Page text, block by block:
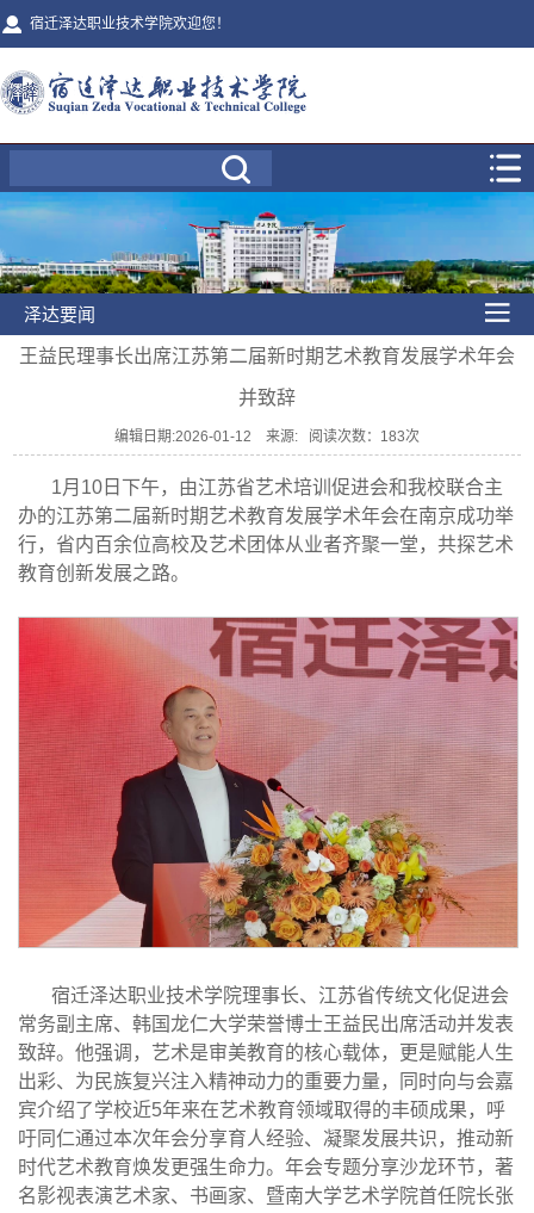
宿迁泽达职业技术学院欢迎您！
泽达要闻
王益民理事长出席江苏第二届新时期艺术教育发展学术年会
并致辞
编辑日期:2026-01-12 来源: 阅读次数： 183次
1月10日下午，由江苏省艺术培训促进会和我校联合主
办的江苏第二届新时期艺术教育发展学术年会在南京成功举
行，省内百余位高校及艺术团体从业者齐聚一堂，共探艺术
教育创新发展之路。
宿迁泽达职业技术学院理事长、江苏省传统文化促进会
常务副主席、韩国龙仁大学荣誉博士王益民出席活动并发表
致辞。他强调，艺术是审美教育的核心载体，更是赋能人生
出彩、为民族复兴注入精神动力的重要力量，同时向与会嘉
宾介绍了学校近5年来在艺术教育领域取得的丰硕成果，呼
吁同仁通过本次年会分享育人经验、凝聚发展共识，推动新
时代艺术教育焕发更强生命力。年会专题分享沙龙环节，著
名影视表演艺术家、书画家、暨南大学艺术学院首任院长张